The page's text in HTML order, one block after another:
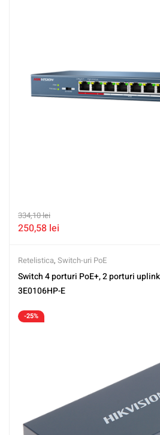
334,10lei
250,58 lei
Retelistica, Switch-uri PoE
Switch 4 porturi PoE+, 2 porturi
3E0106HP-E
-25%